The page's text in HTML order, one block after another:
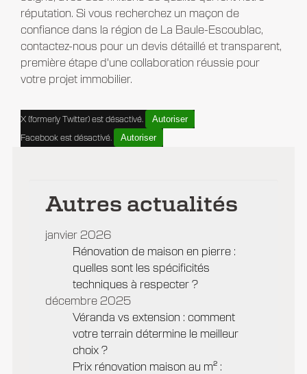
réputation. Si vous recherchez un maçon de
confiance dans la région de La Baule-Escoublac,
contactez-nous pour un devis détaillé et transparent,
première étape d'une collaboration réussie pour
votre projet immobilier.
X (formerly Twitter) est désactivé. Autoriser
Facebook est désactivé. Autoriser
Autres actualités
janvier 2026
Rénovation de maison en pierre :
quelles sont les spécificités
techniques à respecter ?
décembre 2025
Véranda vs extension : comment
votre terrain détermine le meilleur
choix ?
Prix rénovation maison au m² :